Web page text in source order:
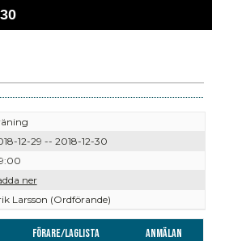
12-29 -- 2018-12-30
ner
Larsson (Ordförande)
Förare/Laglista Anmälan